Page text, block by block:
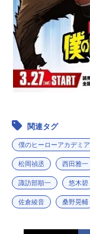
関連タグ
僕のヒーローアカデミア
松岡禎丞 西田雅一
諏訪部順一 悠木碧
佐倉綾音 桑野晃輔